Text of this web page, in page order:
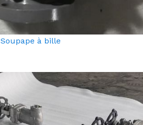
Soupape à bille